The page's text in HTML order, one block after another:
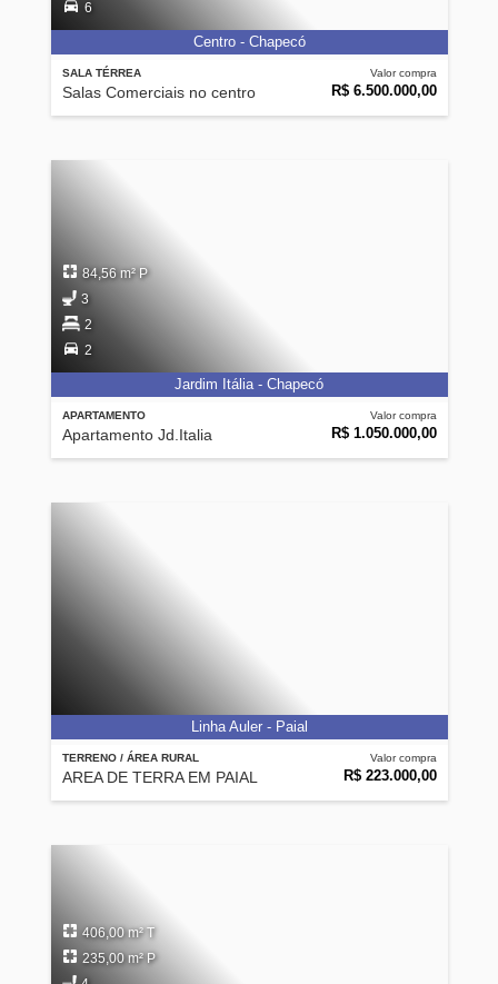
SALA TÉRREA
Salas Comerciais no centro
Valor compra
R$ 6.500.000,00
6
Centro - Chapecó
APARTAMENTO
Apartamento Jd.Italia
Valor compra
R$ 1.050.000,00
84,56 m² P
3
2
2
Jardim Itália - Chapecó
TERRENO / ÁREA RURAL
AREA DE TERRA EM PAIAL
Valor compra
R$ 223.000,00
Linha Auler - Paial
406,00 m² T
235,00 m² P